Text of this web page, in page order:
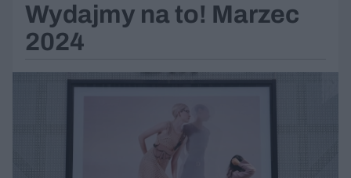
Wydajmy na to! Marzec
2024